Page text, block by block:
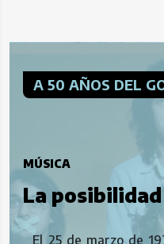
A 50 AÑOS DEL
MÚSICA
La
El 25 de marzo de